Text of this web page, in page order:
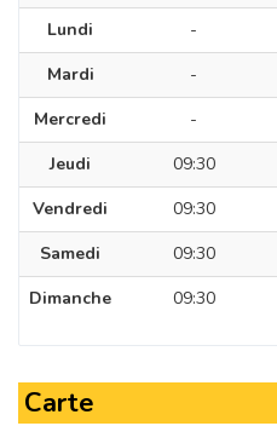
Lundi
-
Mardi
-
Mercredi
-
Jeudi
09:30
Vendredi
09:30
Samedi
09:30
Dimanche
09:30
Carte